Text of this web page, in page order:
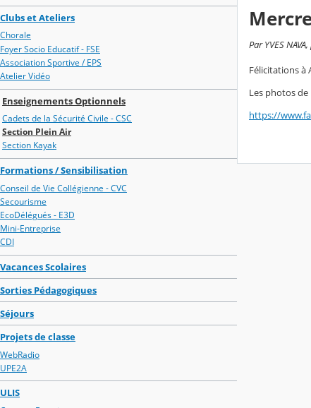
Clubs et Ateliers
Chorale
Foyer Socio Educatif - FSE
Association Sportive / EPS
Atelier Vidéo
Enseignements Optionnels
Cadets de la Sécurité Civile - CSC
Section Plein Air
Section Kayak
Formations / Sensibilisation
Conseil de Vie Collégienne - CVC
Secourisme
EcoDélégués - E3D
Mini-Entreprise
CDI
Vacances Scolaires
Sorties Pédagogiques
Séjours
Projets de classe
WebRadio
UPE2A
ULIS
Par YVES
Félicitations à
Les photos
https://